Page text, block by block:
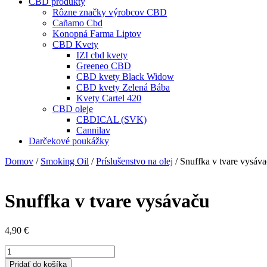
Rôzne značky výrobcov CBD
Cañamo Cbd
Konopná Farma Liptov
CBD Kvety
IZI cbd kvety
Greeneo CBD
CBD kvety Black Widow
CBD kvety Zelená Bába
Kvety Cartel 420
CBD oleje
CBDICAL (SVK)
Cannilav
Darčekové poukážky
Domov / Smoking Oil /Príslušenstvo na olej / Snuffka v tvare
Snuffka v tvare vysávaču
4,90 €
množstvo
Snuffka
Pridať do košíka